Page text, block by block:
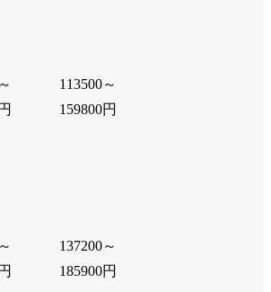
113500～
159800円
137200～
185900円